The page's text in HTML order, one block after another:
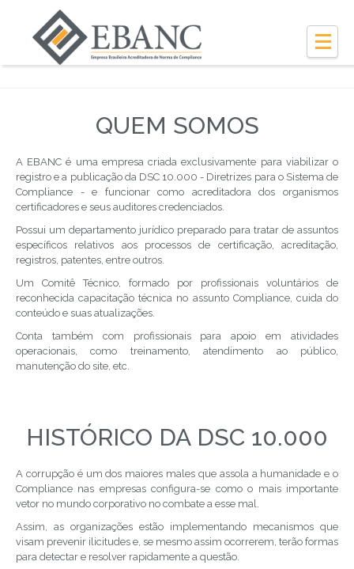
QUEM SOMOS
A EBANC é uma empresa criada exclusivamente para viabilizar o
registro e a publicação da DSC 10.000 - Diretrizes para o Sistema de
Compliance - e funcionar como acreditadora dos organismos
certificadores e seus auditores credenciados.
Possui um departamento jurídico preparado para tratar de assuntos
específicos relativos aos processos de certificação, acreditação,
registros, patentes, entre outros.
Um Comitê Técnico, formado por profissionais voluntários de
reconhecida capacitação técnica no assunto Compliance, cuida do
conteúdo e suas atualizações.
Conta também com profissionais para apoio em atividades
operacionais, como treinamento, atendimento ao público,
manutenção do site, etc.
HISTÓRICO DA DSC 10.000
A corrupção é um dos maiores males que assola a humanidade e o
Compliance nas empresas configura-se como o mais importante
vetor no mundo corporativo no combate a esse mal.
Assim, as organizações estão implementando mecanismos que
visam prevenir ilicitudes e, se mesmo assim ocorrerem, terão formas
para detectar e resolver rapidamente a questão.